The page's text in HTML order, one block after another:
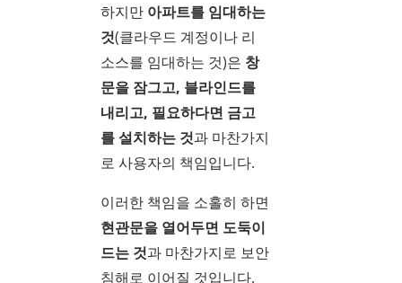
하지만 아파트를 임대하는
것(클라우드 계정이나 리
소스를 임대하는 것)은 창
문을 잠그고, 블라인드를
내리고, 필요하다면 금고
를 설치하는 것과 마찬가지
로 사용자의 책임입니다.
이러한 책임을 소홀히 하면
현관문을 열어두면 도둑이
드는 것과 마찬가지로 보안
침해로 이어질 것입니다.